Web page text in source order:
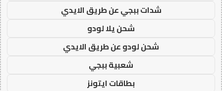
شدات ببجي عن طريق الايدي
شحن يلا لودو
شحن لودو عن طريق الايدي
شعبية ببجي
بطاقات ايتونز